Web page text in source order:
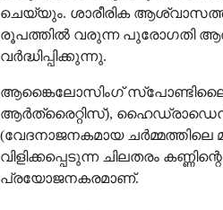
ചെയ്യും. ശാരീരിക
രൂപത്തിൽ വരുന്ന പുരോഗതി
വർദ്ധിപ്പിക്കുന്നു.
ആങ്കൈലോസിംഗ്
ആർത്രൈറ്റിസ്),
(വേദനാജനകമായ ചർമ്മത്തിലെ
വിളിക്കപ്പെടുന്ന ചിലതരം
പ്രയോജനകരമാണ്.